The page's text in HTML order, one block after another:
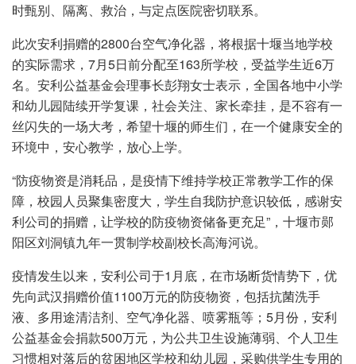
时甄别、隔离、救治，与定点医院密切联系。
此次安利捐赠的2800台空气净化器，将根据十堰当地学校
的实际需求，7月5日前分配至163所学校，受益学生近6万
名。安利公益基金会理事长彭翔女士表示，全国各地中小学
和幼儿园陆续开学复课，社会关注、家长牵挂，是不容有一
丝闪失的一场大考，希望十堰的师生们，在一个健康安全的
环境中，安心教学，放心上学。
“防疫物资是消耗品，是疫情下维持学校正常教学工作的保
障，校园人员聚集密度大，学生自我防护意识较低，感谢安
利公司的捐赠，让学校的防疫物资储备更充足”，十堰市郧
阳区刘洞镇九年一贯制学校副校长高海河说。
疫情发生以来，安利公司于1月底，在市场断货情势下，优
先向武汉捐赠价值1100万元的防疫物资，包括抗菌洗手
液、多用途清洁剂、空气净化器、喷雾瓶等；5月份，安利
公益基金会捐款500万元，为公共卫生设施薄弱、个人卫生
习惯相对落后的贫困地区学校和幼儿园，采购供学生专用的